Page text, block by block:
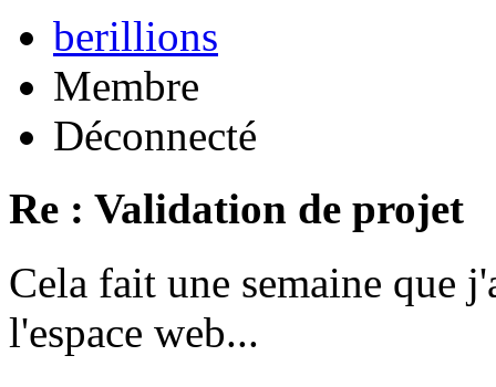
berillions
Membre
Déconnecté
Re : Validation de projet
Cela fait une semaine que
l'espace web...